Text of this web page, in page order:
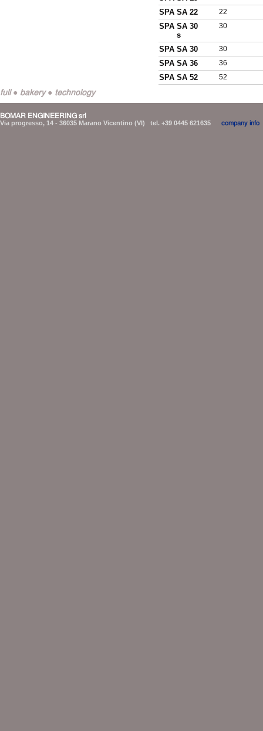
SPA SA 22 22
SPA SA 30
s
30
SPA SA 30 30
S PA SA 36 36
SPA SA 52
52
full ● bakery ● technology
BOMAR ENGINEERING srl
Via progresso, 14 - 36035 Marano Vicentino (VI) tel. +39 0445 621635 company info